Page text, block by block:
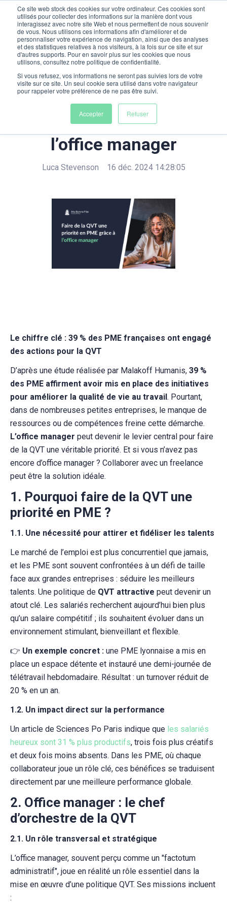
Ce site web stock des cookies sur votre ordinateur. Ces cookies sont
utilisés pour collecter des informations sur la manière dont vous
interagissez avec notre site Web et nous permettent de nous souvenir
de vous. Nous utilisons ces informations afin d'améliorer et de
personnaliser votre expérience de navigation, ainsi que des analyses
et des statistiques relatives à nos visiteurs, à la fois sur ce site et sur
d'autres supports. Pour en savoir plus sur les cookies que nous
utilisons, consultez notre politique de confidentialité.
Si vous refusez, vos informations ne seront pas suivies lors de votre
visite sur ce site. Un seul cookie sera utilisé dans votre navigateur
pour rappeler votre préférence de ne pas être suivi.
Accepter Refuser
Faire de la QVT une
priorité en PME grâce à
l’office manager
Luca Stevenson 16 déc. 2024 14:28:05
Le chiffre clé : 39 % des PME françaises ont engagé
des actions pour la QVT
D’après une étude réalisée par Malakoff Humanis, 39 %
des PME affirment avoir mis en place des initiatives
pour améliorer la qualité de vie au travail. Pourtant,
dans de nombreuses petites entreprises, le manque de
ressources ou de compétences freine cette démarche.
L’office manager peut devenir le levier central pour faire
de la QVT une véritable priorité. Et si vous n’avez pas
encore d’office manager ? Collaborer avec un freelance
peut être la solution idéale.
1. Pourquoi faire de la QVT une
priorité en PME ?
1.1. Une nécessité pour attirer et fidéliser les talents
Le marché de l’emploi est plus concurrentiel que jamais,
et les PME sont souvent confrontées à un défi de taille
face aux grandes entreprises : séduire les meilleurs
talents. Une politique de QVT attractive peut devenir un
atout clé. Les salariés recherchent aujourd’hui bien plus
qu’un salaire compétitif ; ils souhaitent évoluer dans un
environnement stimulant, bienveillant et flexible.
👉 Un exemple concret : une PME lyonnaise a mis en
place un espace détente et instauré une demi-journée de
télétravail hebdomadaire. Résultat : un turnover réduit de
20 % en un an.
1.2. Un impact direct sur la performance
Un article de Sciences Po Paris indique que les salariés
heureux sont 31 % plus productifs, trois fois plus créatifs
et deux fois moins absents. Dans les PME, où chaque
collaborateur joue un rôle clé, ces bénéfices se traduisent
directement par une meilleure performance globale.
2. Office manager : le chef
d’orchestre de la QVT
2.1. Un rôle transversal et stratégique
L’office manager, souvent perçu comme un "factotum
administratif", joue en réalité un rôle essentiel dans la
mise en œuvre d’une politique QVT. Ses missions incluent
: